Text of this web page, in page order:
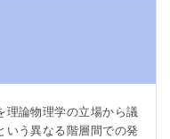
理論物理学の立場から議
いう異なる階層間での発